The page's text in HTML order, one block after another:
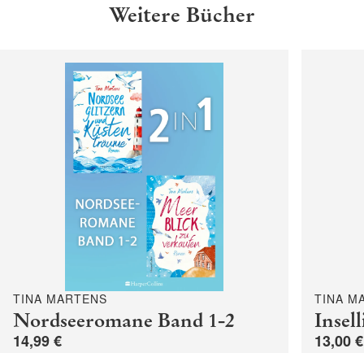
Weitere Bücher
TINA MARTENS
Nordseeromane Band 1-2
14,99 €
TINA
13,00 €